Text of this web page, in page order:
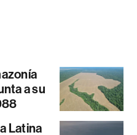
a su
Latina